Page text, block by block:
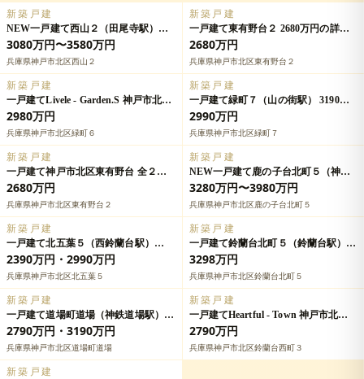
新築戸建
NEW一戸建て西山２（田尾寺駅）
3080万円～3580万円の詳細情報
3080万円〜3580万円
兵庫県神戸市北区西山２
新築戸建
一戸建て東有野台２ 2680万円の詳細
情報
2680万円
兵庫県神戸市北区東有野台２
新築戸建
一戸建てLivele - Garden.S 神戸市北区
緑町 第２期の詳細情報
2980万円
兵庫県神戸市北区緑町６
新築戸建
一戸建て緑町７（山の街駅） 3190万
円の詳細情報
2990万円
兵庫県神戸市北区緑町７
新築戸建
一戸建て神戸市北区東有野台 全２邸
の詳細情報
2680万円
兵庫県神戸市北区東有野台２
新築戸建
NEW一戸建て鹿の子台北町５（神鉄
道場駅） 3780万円～4180万円の詳細
情報
3280万円〜3980万円
兵庫県神戸市北区鹿の子台北町５
新築戸建
一戸建て北五葉５（西鈴蘭台駅）
2890万円～3290万円の詳細情報
2390万円・2990万円
兵庫県神戸市北区北五葉５
新築戸建
一戸建て鈴蘭台北町５（鈴蘭台駅）
3498万円・3698万円の詳細情報
3298万円
兵庫県神戸市北区鈴蘭台北町５
新築戸建
一戸建て道場町道場（神鉄道場駅）
2990万円～3390万円の詳細情報
2790万円・3190万円
兵庫県神戸市北区道場町道場
新築戸建
一戸建てHeartful - Town 神戸市北区
鈴蘭台西町 全１邸の詳細情報
2790万円
兵庫県神戸市北区鈴蘭台西町３
新築戸建